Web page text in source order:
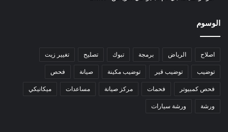
الوسوم
اصلاح الرياض برمجة تبوك تصليح تغيير زيت
توضيب توضيب قير توضيب مكينة صيانة فحص
فحص كمبيوتر فحمات مركز صيانة مساعدات ميكانيكي
ورشة ورشة سيارات